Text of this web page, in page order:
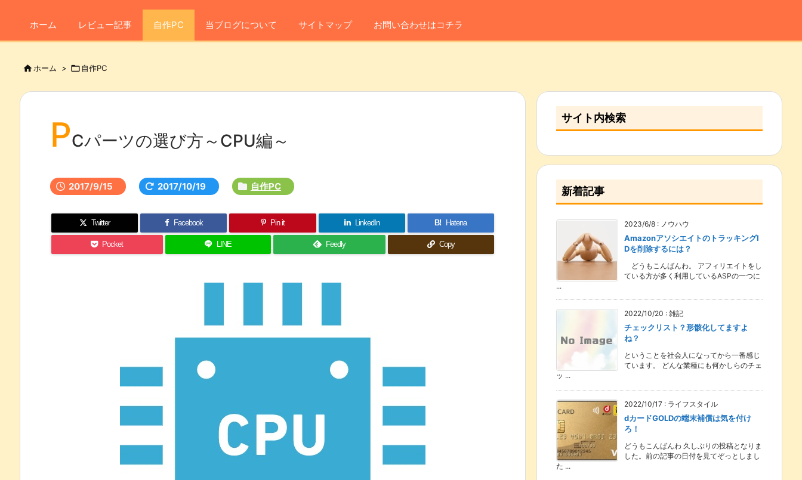
ホーム レビュー記事 自作PC 当ブログについて サイトマップ お問い合わせはコチラ
ホーム > 自作PC
PCパーツの選び方～CPU編～
2017/9/15 2017/10/19 自作PC
Twitter Facebook Pin it LinkedIn B! Hatena
Pocket LINE Feedly Copy
サイト内検索
新着記事
2023/6/8 : ノウハウ
AmazonアソシエイトのトラッキングI
Dを削除するには？
どうもこんばんわ。 アフィリエイトをし
ている方が多く利用しているASPの一つに
...
2022/10/20 : 雑記
チェックリスト？形骸化してますよ
ね？
ということを社会人になってから一番感じ
ています。 どんな業種にも何かしらのチェ
ッ ...
2022/10/17 : ライフスタイル
dカードGOLDの端末補償は気を付け
ろ！
どうもこんばんわ 久しぶりの投稿となりま
した。前の記事の日付を見てぞっとしまし
た ...